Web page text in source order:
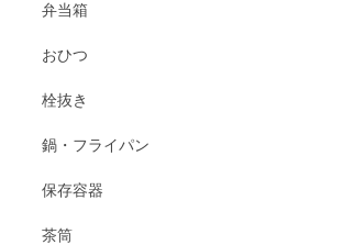
弁当箱
おひつ
栓抜き
鍋・フライパン
保存容器
茶筒